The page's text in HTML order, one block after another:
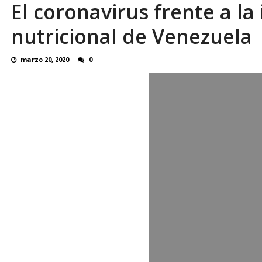
Simeone cierra la puerta a la salida de
El coronavirus frente a
nutricional de Venezuela
marzo 20, 2020 0